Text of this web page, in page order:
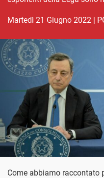
martedì 21 Giugno 2022 |
Come abbiamo raccontato